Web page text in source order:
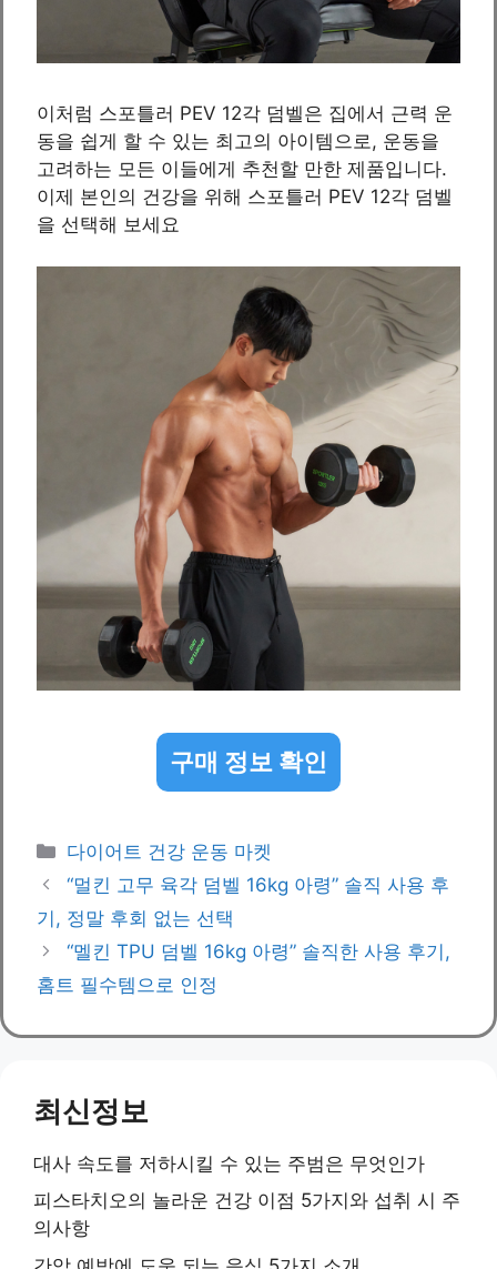
이처럼 스포틀러 PEV 12각 덤벨은 집에서 근력 운
동을 쉽게 할 수 있는 최고의 아이템으로, 운동을
고려하는 모든 이들에게 추천할 만한 제품입니다.
이제 본인의 건강을 위해 스포틀러 PEV 12각 덤벨
을 선택해 보세요
구매 정보 확인
Categories
다이어트 건강 운동 마켓
“멀킨 고무 육각 덤벨 16kg 아령” 솔직 사용 후
기, 정말 후회 없는 선택
“멜킨 TPU 덤벨 16kg 아령” 솔직한 사용 후기,
홈트 필수템으로 인정
최신정보
대사 속도를 저하시킬 수 있는 주범은 무엇인가
피스타치오의 놀라운 건강 이점 5가지와 섭취 시 주
의사항